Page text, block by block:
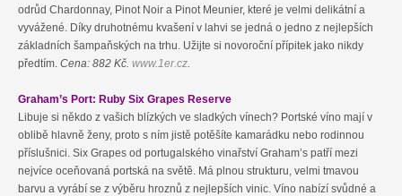
odrůd Chardonnay, Pinot Noir a Pinot Meunier, které je velmi delikátní a
vyvážené. Díky druhotnému kvašení v lahvi se jedná o jedno z nejlepších
základních šampaňských na trhu. Užijte si novoroční přípitek jako nikdy
předtím. Cena: 882 Kč. www.1er.cz
Graham’s Port: Ruby Six Grapes Reserve
Libuje si někdo z vašich blízkých ve sladkých vínech? Portské víno mají v
oblibě hlavně ženy, proto s ním jistě potěšíte kamarádku nebo rodinnou
příslušnici. Six Grapes od portugalského vinařství Graham’s patří mezi
nejvíce oceňovaná portská na světě. Má plnou strukturu, velmi tmavou
barvu a vyrábí se z výběru hroznů z nejlepších vinic. Víno nabízí svůdné a